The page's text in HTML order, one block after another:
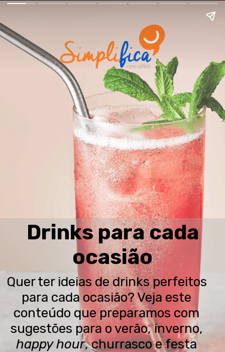
Drinks para cada
ocasião
Quer ter ideias de drinks perfeitos
para cada ocasião? Veja este
conteúdo que preparamos com
sugestões para o verão, inverno,
happy hour, churrasco e festa